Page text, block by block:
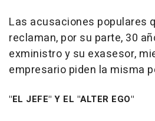
Las acusaciones populares
reclaman, por su parte, 30
exministro y su exasesor,
empresario piden la misma
"EL JEFE" Y EL "ALTER EGO"